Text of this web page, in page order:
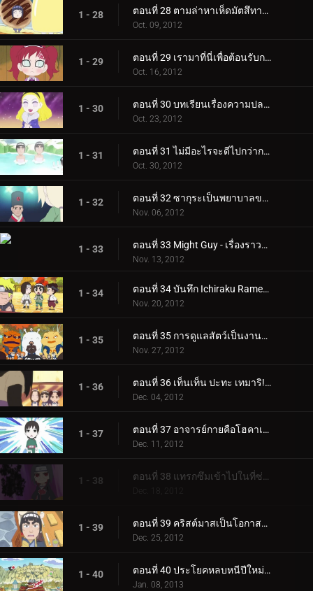
1 - 28 ตอนที่ 28 ตามล่าหาเห็ดมัตสึทาเกะ! / ลีและเนจิแยกทาง!
Oct. 09, 2012
1 - 29 ตอนที่ 29 เรามาที่นี่เพื่อต้อนรับกาอาระ! / สุดยอดอาหารฤดูใบไม้ร่วง!
Oct. 16, 2012
1 - 30 ตอนที่ 30 บทเรียนเรื่องความปลอดภัยของชิโนบิในฤดูใบไม้ร่วง! / งานศิลปะของเดอิดาระระเบิดอยู่เสมอ!
Oct. 23, 2012
1 - 31 ตอนที่ 31 ไม่มีอะไรจะดีไปกว่าการอาบน้ำแบบผสม! / วันที่ 27 ตุลาคม เป็นวันเกิดของโอโรจิมารุ…
Oct. 30, 2012
1 - 32 ตอนที่ 32 ซากุระเป็นพยาบาลของฉัน! / หนึ่งโหวตให้ร็อคลี!
Nov. 06, 2012
1 - 33 ตอนที่ 33 Might Guy - เรื่องราวของความรักและเส้นผม / ผู้บรรยายแทน!
Nov. 13, 2012
1 - 34 ตอนที่ 34 บันทึก Ichiraku Ramen! / วันหยุดมีไว้สำหรับการฝึกอบรม!
Nov. 20, 2012
1 - 35 ตอนที่ 35 การดูแลสัตว์เป็นงานหนัก / ตะโกนออกไป! ที่นารูโตะ!
Nov. 27, 2012
1 - 36 ตอนที่ 36 เท็นเท็น ปะทะ เทมาริ! / การค้นหาความรักของโอโรจิมารุ!
Dec. 04, 2012
1 - 37 ตอนที่ 37 อาจารย์กายคือโฮคาเงะคนใหม่! / IQ: 200 สถานะ: ลำบาก
Dec. 11, 2012
1 - 38
Dec. 18, 2012
1 - 39 ตอนที่ 39 คริสต์มาสเป็นโอกาสสุดท้ายสำหรับความรัก! / การค้นหาความรักของโอโรจิมารุ!
Dec. 25, 2012
1 - 40 ตอนที่ 40 ประโยคหลบหนีปีใหม่! / นารูโตะถูกจับตามอง!
Jan. 08, 2013